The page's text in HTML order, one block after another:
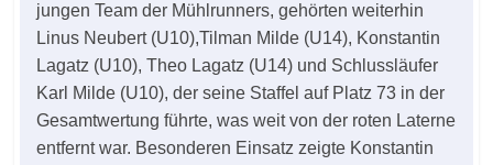
jungen Team der Mühlrunners, gehörten weiterhin
Linus Neubert (U10),Tilman Milde (U14), Konstantin
Lagatz (U10), Theo Lagatz (U14) und Schlussläufer
Karl Milde (U10), der seine Staffel auf Platz 73 in der
Gesamtwertung führte, was weit von der roten Laterne
entfernt war. Besonderen Einsatz zeigte Konstantin